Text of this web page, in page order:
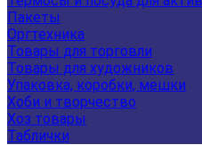
Пакеты
Оргтехника
Товары для торговли
Товары для художников
Упаковка, коробки, мешки
Хоби и творчество
Хоз товары
Таблички